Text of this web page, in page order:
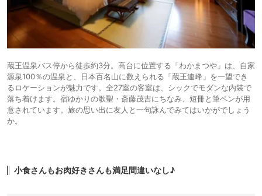
蔵王温泉バス停から徒歩約3分。高台に位置する「わかまつや」は、自家
源泉100％の温泉と、日本百名山に数えられる「蔵王連峰」を一望でき
るロケーションが魅力です。全27室の客室は、シックでモダンな内装で
落ち着けます。宿ゆかりの歌聖・斎藤茂吉にちなみ、短冊と筆ペンが用
意されています。旅の思い出に友人と一句詠んでみてはいかがでしょう
か。
小食さんもお肉好きさんも満足間違いなし♪